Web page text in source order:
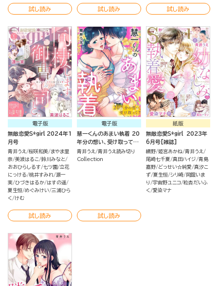
試し読み 試し読み 試し読み
電子版
無敵恋愛S*girl 2024年1
月号
青井うえ 桜咲和美 まやま里
奈 美波はるこ 鈴川みなと
おおひらしるす 七ツ園 立花
にっける 桃井すみれ 源一
実 ひづきはるか はすの遥
夏生恒 めぐみけい 三浦ひら
く
けむ
試し読み
電子版
慧一くんのあまい執着 20
年分の想い、受け取って？
（単話版）
青井うえ
青井うえ読み切り
Collection
試し読み
紙版
無敵恋愛S*girl 2023年
6月号[雑誌]
網野 姫宮あかね 青井うえ
尾崎七千夏 真田ハイジ 青島
嘉野 どっせい☆純愛 真汐こ
ず 夏生恒 シリ崎 岡舘いま
り
宇宙野ユニコ 粒杏だいふ
く 愛染マナ